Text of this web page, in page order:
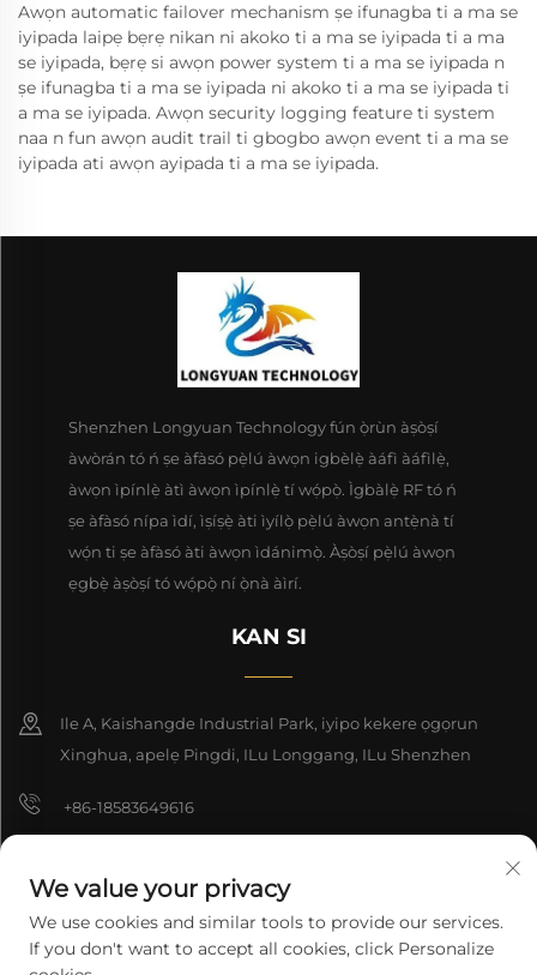
Awọn automatic failover mechanism ṣe ifunagba ti a ma se
iyipada laipẹ bẹrẹ nikan ni akoko ti a ma se iyipada ti a ma
se iyipada, bẹrẹ si awọn power system ti a ma se iyipada n
ṣe ifunagba ti a ma se iyipada ni akoko ti a ma se iyipada ti
a ma se iyipada. Awọn security logging feature ti system
naa n fun awọn audit trail ti gbogbo awọn event ti a ma se
iyipada ati awọn ayipada ti a ma se iyipada.
Shenzhen Longyuan Technology fún ọ̀rùn àṣòṣí
àwòrán tó ń ṣe àfàsó pẹ̀lú àwọn igbèlẹ̀ àáfì àáfìlẹ̀,
àwọn ìpínlẹ̀ àtì àwọn ìpínlẹ̀ tí wọ́pọ̀. Ìgbàlẹ̀ RF tó ń
ṣe àfàsó nípa ìdí, ìṣíṣẹ̀ àti ìyílọ̀ pẹ̀lú àwọn antẹ̀nà tí
wọ́n ti ṣe àfàsó àti àwọn ìdánimọ̀. Àṣòṣí pẹ̀lú àwọn
ẹgbẹ̀ àṣòṣí tó wọ́pọ̀ ní ọ̀nà àìrí.
KAN SI
Ile A, Kaishangde Industrial Park, iyipo kekere ọgọrun
Xinghua, apelẹ Pingdi, ILu Longgang, ILu Shenzhen
+86-18583649616
8618165761396
We value your privacy
We use cookies and similar tools to provide our services.
If you don't want to accept all cookies, click Personalize